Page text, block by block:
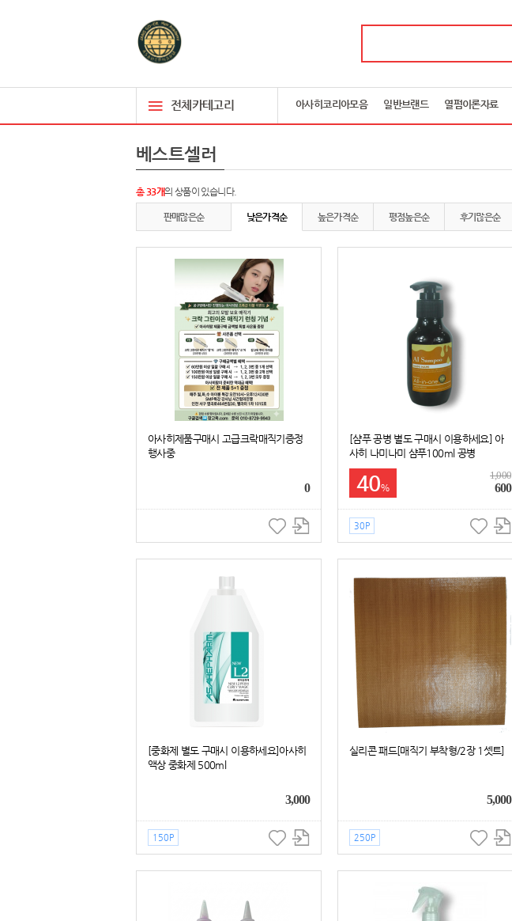
전체카테고리 아사히코리아모음 일반브랜드 열펌이론자료
베스트셀러
총 33개의 상품이 있습니다.
판매많은순 낮은가격순 높은가격순 평점높은순 후기많은순
아사히제품구매시 고급크락매직기증정
행사중
0
[샴푸 공병 별도 구매시 이용하세요] 아
사히 나미나미 샴푸100ml 공병
40%
1,000
600
30P
[중화제 별도 구매시 이용하세요]아사히
액상 중화제 500ml
3,000
150P
실리콘 패드[매직기 부착형/2장 1셋트]
5,000
250P